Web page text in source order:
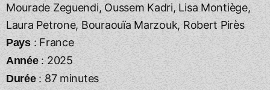
Mourade Zeguendi, Oussem Kadri, Lisa Montiège,
Laura Petrone, Bouraouïa Marzouk, Robert Pirès
Pays: France
Année: 2025
Durée: 87 minutes